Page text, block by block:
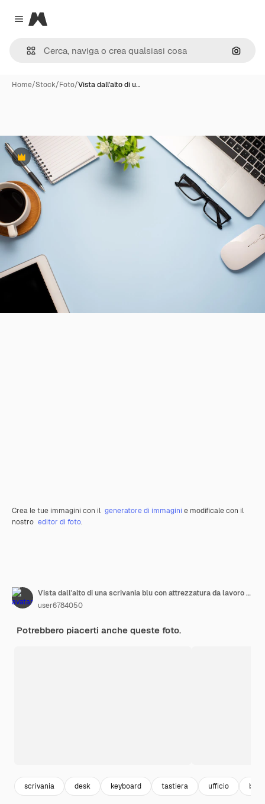
Close menu
Magnific
Cerca
Home/Stock/Foto/Vista dall'alto di u…
Premium
Crea le tue immagini con il generatore di immagini e modificale con il
nostro editor di foto.
Vista dall'alto di una scrivania blu con attrezzatura da lavoro collocata in ufficio. Copia spazio.
user6784050
Potrebbero piacerti anche queste foto.
scrivania desk keyboard tastiera ufficio